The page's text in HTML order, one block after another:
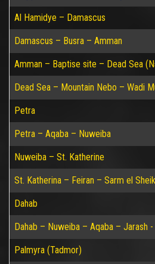
Al Hamidye – Damascus
Damascus – Busra – Amman
Amman – Baptise site – Dead Sea
Dead Sea – Mountain Nebo – Wadi
Petra
Petra – Aqaba – Nuweiba
Nuweiba – St. Katherine
St. Katherina – Feiran – Sarm el
Dahab
Dahab – Nuweiba – Aqaba – Jarash
Palmyra (Tadmor)